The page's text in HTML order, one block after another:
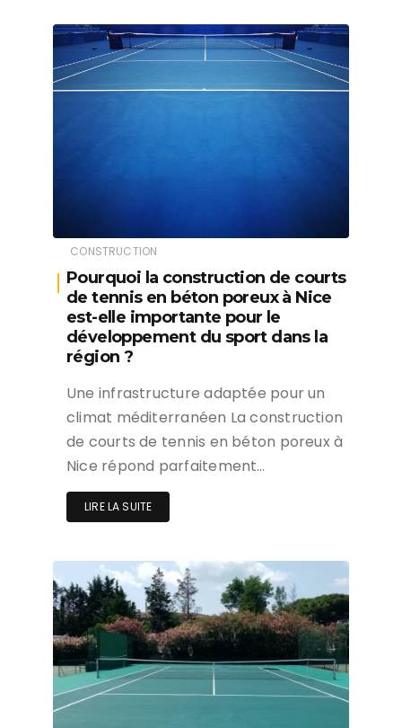
CONSTRUCTION
Pourquoi la construction de courts
de tennis en béton poreux à Nice
est-elle importante pour le
développement du sport dans la
région ?
Une infrastructure adaptée pour un
climat méditerranéen La construction
de courts de tennis en béton poreux à
Nice répond parfaitement…
LIRE LA SUITE